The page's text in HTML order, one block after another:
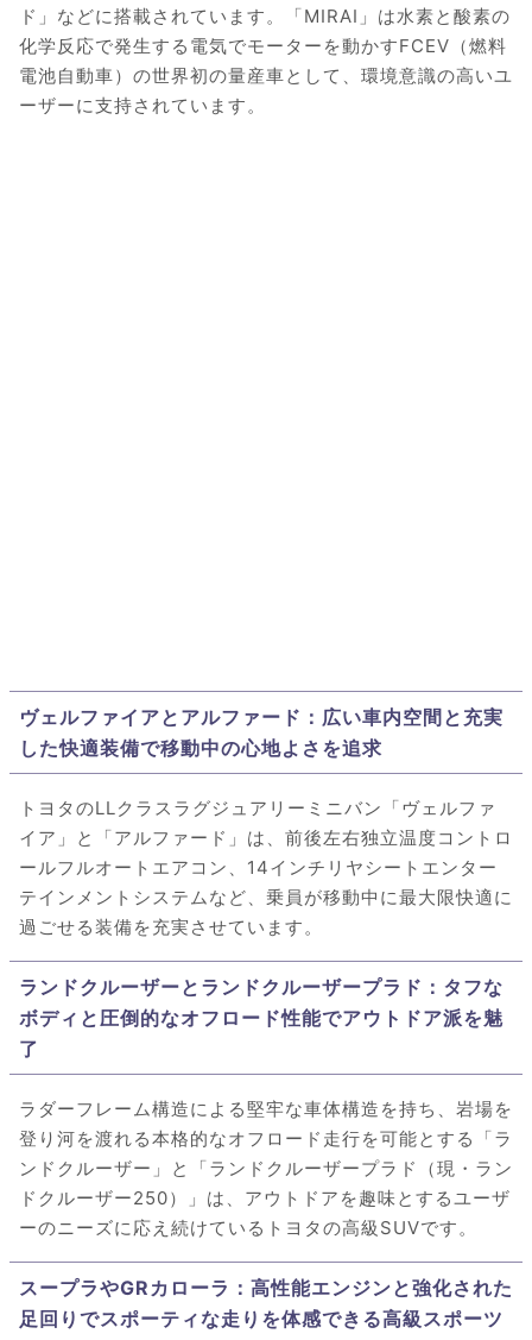
ド」などに搭載されています。「MIRAI」は水素と酸素の
化学反応で発生する電気でモーターを動かすFCEV（燃料
電池自動車）の世界初の量産車として、環境意識の高いユ
ーザーに支持されています。
ヴェルファイアとアルファード：広い車内空間と充実
した快適装備で移動中の心地よさを追求
トヨタのLLクラスラグジュアリーミニバン「ヴェルファ
イア」と「アルファード」は、前後左右独立温度コントロ
ールフルオートエアコン、14インチリヤシートエンター
テインメントシステムなど、乗員が移動中に最大限快適に
過ごせる装備を充実させています。
ランドクルーザーとランドクルーザープラド：タフな
ボディと圧倒的なオフロード性能でアウトドア派を魅
了
ラダーフレーム構造による堅牢な車体構造を持ち、岩場を
登り河を渡れる本格的なオフロード走行を可能とする「ラ
ンドクルーザー」と「ランドクルーザープラド（現・ラン
ドクルーザー250）」は、アウトドアを趣味とするユーザ
ーのニーズに応え続けているトヨタの高級SUVです。
スープラやGRカローラ：高性能エンジンと強化された
足回りでスポーティな走りを体感できる高級スポーツ